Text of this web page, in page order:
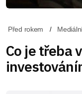
Před rokem
Co je třeba